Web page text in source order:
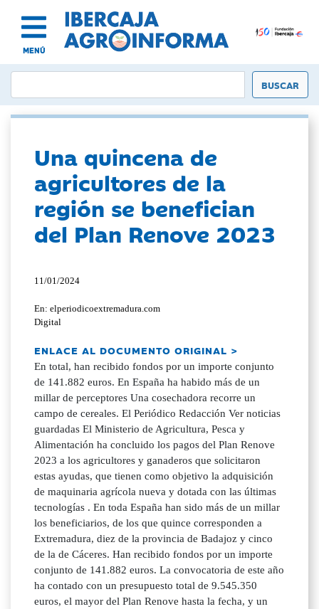
MENÚ
Una quincena de
agricultores de la
región se benefician
del Plan Renove 2023
11/01/2024
En: elperiodicoextremadura.com
Digital
ENLACE AL DOCUMENTO ORIGINAL >
En total, han recibido fondos por un importe conjunto
de 141.882 euros. En España ha habido más de un
millar de perceptores Una cosechadora recorre un
campo de cereales. El Periódico Redacción Ver noticias
guardadas El Ministerio de Agricultura, Pesca y
Alimentación ha concluido los pagos del Plan Renove
2023 a los agricultores y ganaderos que solicitaron
estas ayudas, que tienen como objetivo la adquisición
de maquinaria agrícola nueva y dotada con las últimas
tecnologías . En toda España han sido más de un millar
los beneficiarios, de los que quince corresponden a
Extremadura, diez de la provincia de Badajoz y cinco
de la de Cáceres. Han recibido fondos por un importe
conjunto de 141.882 euros. La convocatoria de este año
ha contado con un presupuesto total de 9.545.350
euros, el mayor del Plan Renove hasta la fecha, y un